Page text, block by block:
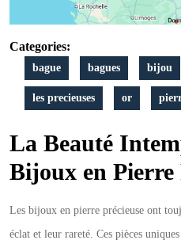
Categories:
bague bagues bijou
les precieuses or
La Beauté
Bijoux en Pierre
Les bijoux en pierre précieuse ont
éclat et leur rareté. Ces pièces